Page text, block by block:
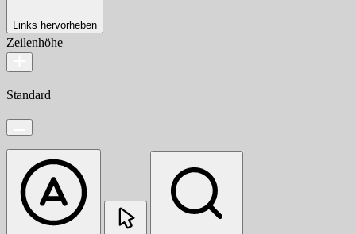
Links hervorheben
Zeilenhöhe
Standard